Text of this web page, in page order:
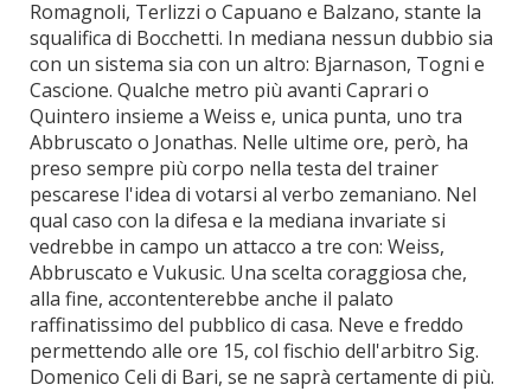
Romagnoli, Terlizzi o Capuano e Balzano, stante la
squalifica di Bocchetti. In mediana nessun dubbio sia
con un sistema sia con un altro: Bjarnason, Togni e
Cascione. Qualche metro più avanti Caprari o
Quintero insieme a Weiss e, unica punta, uno tra
Abbruscato o Jonathas. Nelle ultime ore, però, ha
preso sempre più corpo nella testa del trainer
pescarese l'idea di votarsi al verbo zemaniano. Nel
qual caso con la difesa e la mediana invariate si
vedrebbe in campo un attacco a tre con: Weiss,
Abbruscato e Vukusic. Una scelta coraggiosa che,
alla fine, accontenterebbe anche il palato
raffinatissimo del pubblico di casa. Neve e freddo
permettendo alle ore 15, col fischio dell'arbitro Sig.
Domenico Celi di Bari, se ne saprà certamente di più.